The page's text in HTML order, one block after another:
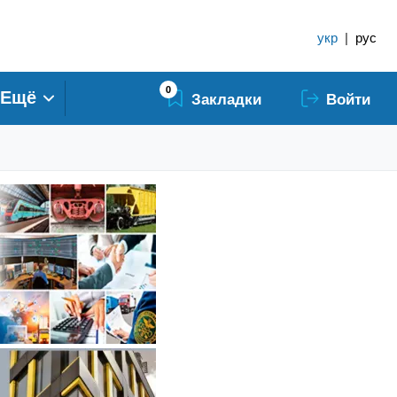
укр | рус
Ещё 0 Закладки Войти